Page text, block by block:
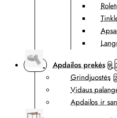
Apdailos prekės 9
Grindjuostės 2
Vidaus
Apdailos ir